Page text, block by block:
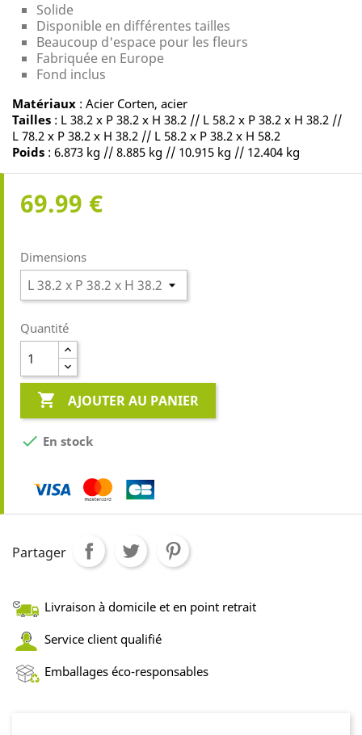
Solide
Disponible en différentes tailles
Beaucoup d'espace pour les fleurs
Fabriquée en Europe
Fond inclus
Matériaux : Acier Corten, acier
Tailles : L 38.2 x P 38.2 x H 38.2 // L 58.2 x P 38.2 x H 38.2 //
L 78.2 x P 38.2 x H 38.2 // L 58.2 x P 38.2 x H 58.2
Poids : 6.873 kg // 8.885 kg // 10.915 kg // 12.404 kg
69.99 €
Dimensions
Quantité
 AJOUTER AU PANIER
 En stock
Partager
Livraison à domicile et en point retrait
Service client qualifié
Emballages éco-responsables